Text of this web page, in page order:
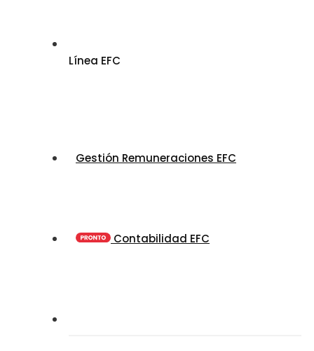
Línea EFC
Gestión Remuneraciones EFC
Contabilidad EFC